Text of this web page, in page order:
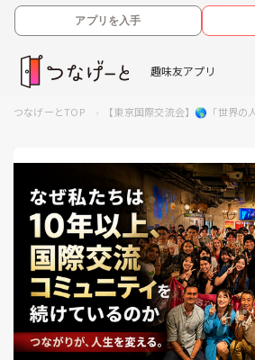
アプリを入手
趣味友アプリ
つなげーとTOP 【東京国際交流会】🌎「世界